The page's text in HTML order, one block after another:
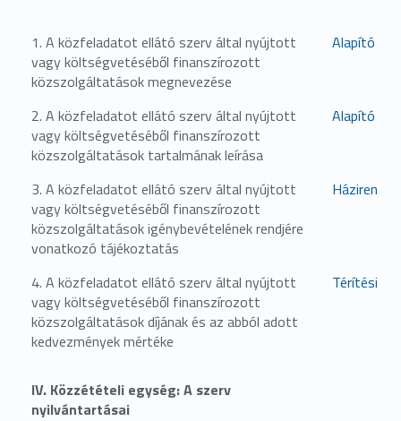
1. A közfeladatot ellátó szerv által nyújtott
vagy költségvetéséből finanszírozott
közszolgáltatások megnevezése
Alapító
2. A közfeladatot ellátó szerv által nyújtott
vagy költségvetéséből finanszírozott
közszolgáltatások tartalmának leírása
Alapító
3. A közfeladatot ellátó szerv által nyújtott
vagy költségvetéséből finanszírozott
közszolgáltatások igénybevételének rendjére
vonatkozó tájékoztatás
Házirend
4. A közfeladatot ellátó szerv által nyújtott
vagy költségvetéséből finanszírozott
közszolgáltatások díjának és az abból adott
kedvezmények mértéke
Térítési
IV. Közzétételi egység: A szerv
nyilvántartásai